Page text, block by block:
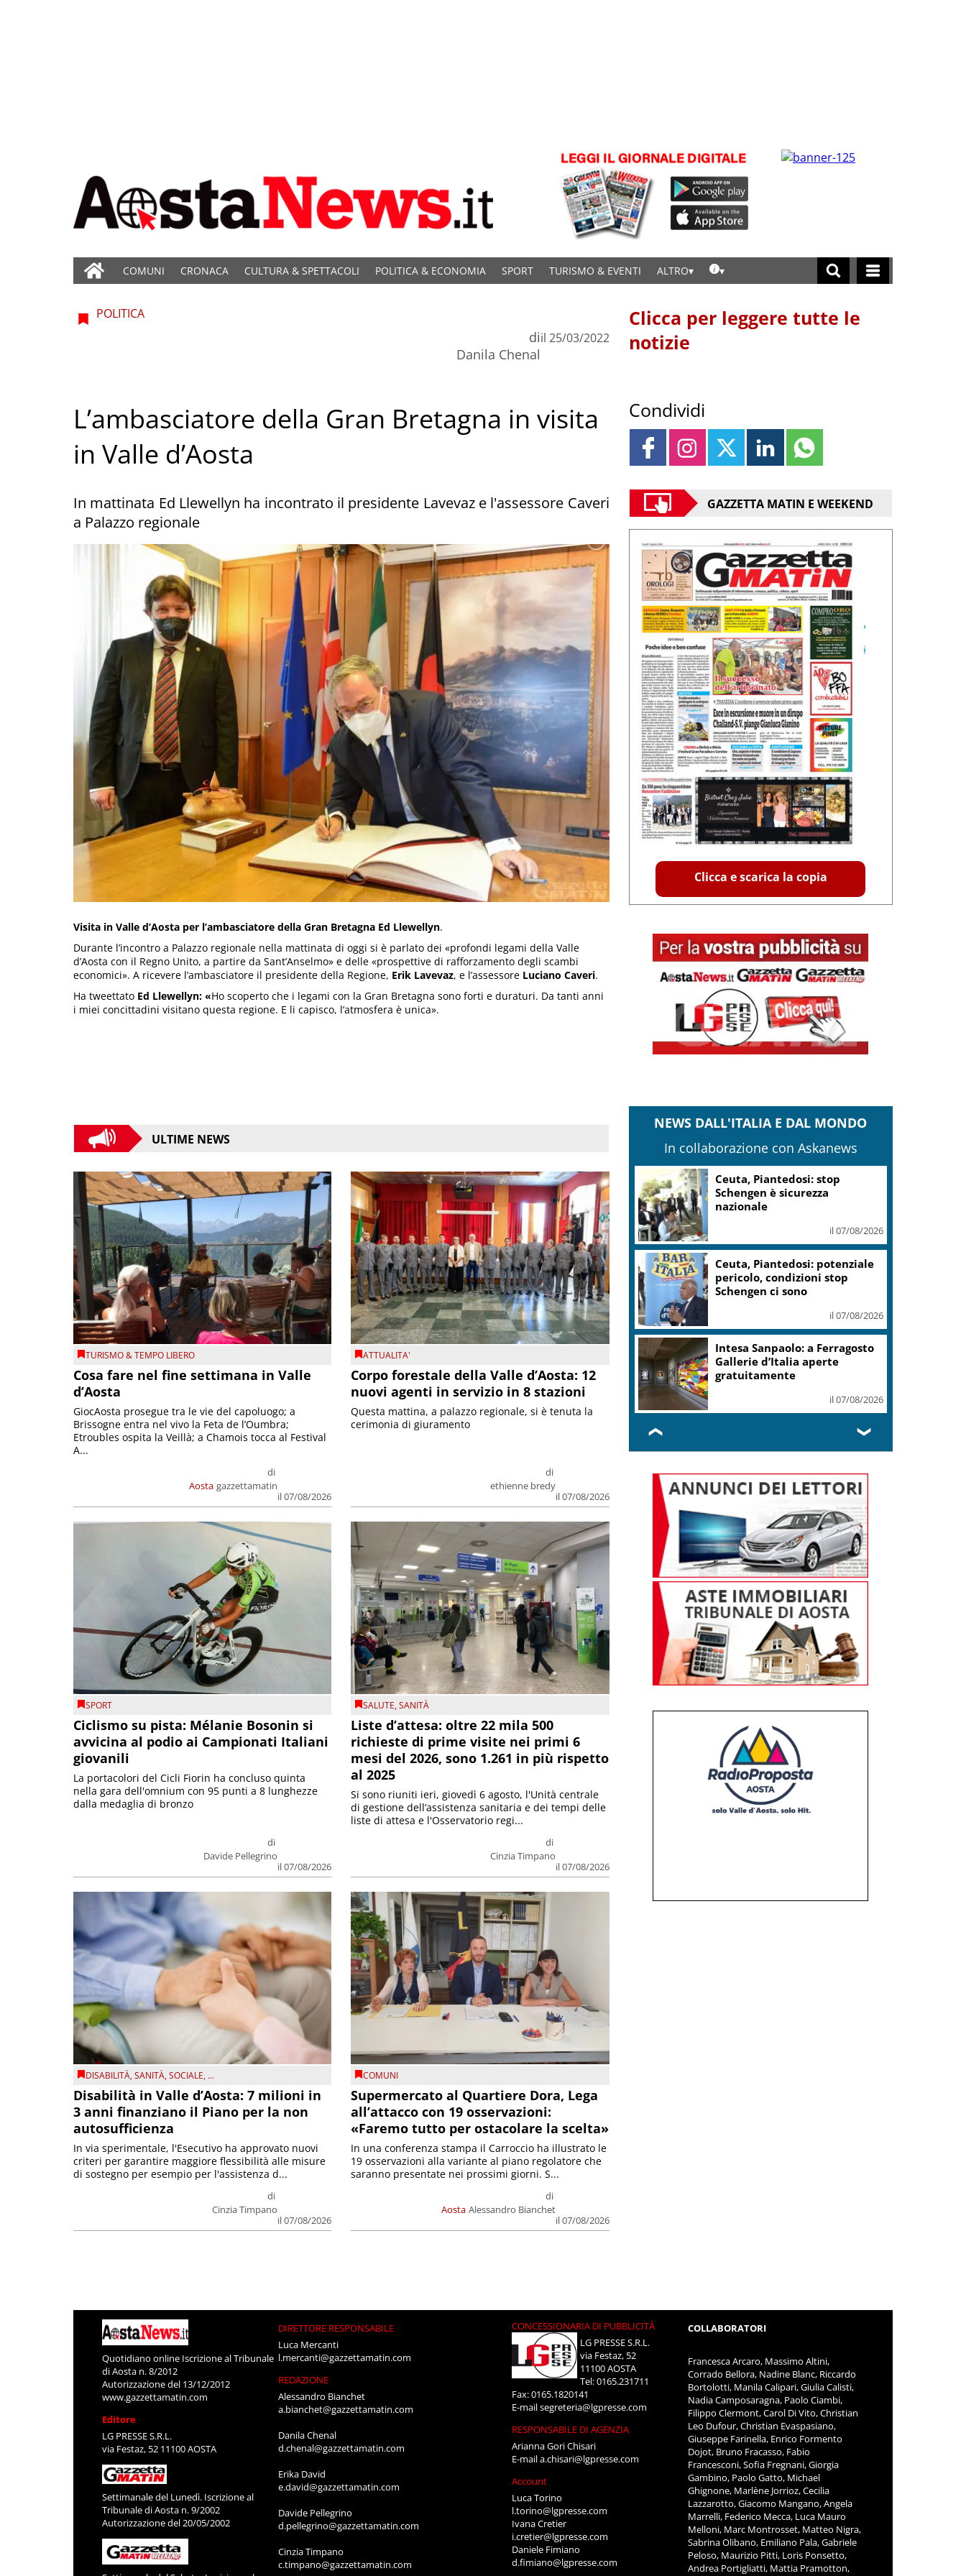
COMUNI CRONACA CULTURA & SPETTACOLI POLITICA & ECONOMIA SPORT TURISMO & EVENTI ALTRO
POLITICA
di
Danila Chenal
il 25/03/2022
L’ambasciatore della Gran Bretagna in visita
in Valle d’Aosta
In mattinata Ed Llewellyn ha incontrato il presidente Lavevaz e l'assessore Caveri
a Palazzo regionale
Visita in Valle d’Aosta per l’ambasciatore della Gran Bretagna Ed Llewellyn.
Durante l’incontro a Palazzo regionale nella mattinata di oggi si è parlato dei «profondi legami della Valle
d’Aosta con il Regno Unito, a partire da Sant’Anselmo» e delle «prospettive di rafforzamento degli scambi
economici». A ricevere l’ambasciatore il presidente della Regione, Erik Lavevaz, e l’assessore Luciano Caveri.
Ha tweettato Ed Llewellyn: «Ho scoperto che i legami con la Gran Bretagna sono forti e duraturi. Da tanti anni
i miei concittadini visitano questa regione. E li capisco, l’atmosfera è unica».
ULTIME NEWS
TURISMO & TEMPO LIBERO
Cosa fare nel fine settimana in Valle
d’Aosta
Aosta
di
gazzettamatin
il 07/08/2026
GiocAosta prosegue tra le vie del capoluogo; a
Brissogne entra nel vivo la Feta de l’Oumbra;
Etroubles ospita la Veillà; a Chamois tocca al Festival
A...
ATTUALITA'
Corpo forestale della Valle d’Aosta: 12
nuovi agenti in servizio in 8 stazioni
di
ethienne bredy
il 07/08/2026
Questa mattina, a palazzo regionale, si è tenuta la
cerimonia di giuramento
SPORT
Ciclismo su pista: Mélanie Bosonin si
avvicina al podio ai Campionati Italiani
giovanili
di
Davide Pellegrino
il 07/08/2026
La portacolori del Cicli Fiorin ha concluso quinta
nella gara dell'omnium con 95 punti a 8 lunghezze
dalla medaglia di bronzo
SALUTE,SANITÀ
Liste d’attesa: oltre 22 mila 500
richieste di prime visite nei primi 6
mesi del 2026, sono 1.261 in più rispetto
al 2025
di
Cinzia Timpano
il 07/08/2026
Si sono riuniti ieri, giovedì 6 agosto, l'Unità centrale
di gestione dell’assistenza sanitaria e dei tempi delle
liste di attesa e l'Osservatorio regi...
DISABILITÀ,SANITÀ,SOCIALE, ...
Disabilità in Valle d’Aosta: 7 milioni in
3 anni finanziano il Piano per la non
autosufficienza
di
Cinzia Timpano
il 07/08/2026
In via sperimentale, l'Esecutivo ha approvato nuovi
criteri per garantire maggiore flessibilità alle misure
di sostegno per esempio per l'assistenza d...
COMUNI
Supermercato al Quartiere Dora, Lega
all’attacco con 19 osservazioni:
«Faremo tutto per ostacolare la scelta»
Aosta
di
Alessandro Bianchet
il 07/08/2026
In una conferenza stampa il Carroccio ha illustrato le
19 osservazioni alla variante al piano regolatore che
saranno presentate nei prossimi giorni. S...
Clicca per leggere tutte le
notizie
Condividi
GAZZETTA MATIN E WEEKEND
Clicca e scarica la copia
NEWS DALL'ITALIA E DAL MONDO
In collaborazione con Askanews
Ceuta, Piantedosi: stop
Schengen è sicurezza
nazionale
il 07/08/2026
Ceuta, Piantedosi: potenziale
pericolo, condizioni stop
Schengen ci sono
il 07/08/2026
Intesa Sanpaolo: a Ferragosto
Gallerie d’Italia aperte
gratuitamente
il 07/08/2026
❮ ❯
Quotidiano online Iscrizione al Tribunale
di Aosta n. 8/2012
Autorizzazione del 13/12/2012
www.gazzettamatin.com
Editore
LG PRESSE S.R.L.
via Festaz, 52 11100 AOSTA
Settimanale del Lunedì. Iscrizione al
Tribunale di Aosta n. 9/2002
Autorizzazione del 20/05/2002
DIRETTORE RESPONSABILE
Luca Mercanti
l.mercanti@gazzettamatin.com
REDAZIONE
Alessandro Bianchet
a.bianchet@gazzettamatin.com
Danila Chenal
d.chenal@gazzettamatin.com
Erika David
e.david@gazzettamatin.com
Davide Pellegrino
d.pellegrino@gazzettamatin.com
Cinzia Timpano
c.timpano@gazzettamatin.com
CONCESSIONARIA DI PUBBLICITÀ
LG PRESSE S.R.L.
via Festaz, 52
11100 AOSTA
Tel: 0165.231711
Fax: 0165.1820141
E-mailsegreteria@lgpresse.com
RESPONSABILE DI AGENZIA
Arianna Gori Chisari
E-maila.chisari@lgpresse.com
Account
Luca Torino
l.torino@lgpresse.com
Ivana Cretier
i.cretier@lgpresse.com
Daniele Fimiano
d.fimiano@lgpresse.com
COLLABORATORI
Francesca Arcaro, Massimo Altini,
Corrado Bellora, Nadine Blanc, Riccardo
Bortolotti, Manila Calipari, Giulia Calisti,
Nadia Camposaragna, Paolo Ciambi,
Filippo Clermont, Carol Di Vito, Christian
Leo Dufour, Christian Evaspasiano,
Giuseppe Farinella, Enrico Formento
Dojot, Bruno Fracasso, Fabio
Francesconi, Sofia Fregnani, Giorgia
Gambino, Paolo Gatto, Michael
Ghignone, Marlène Jorrioz, Cecilia
Lazzarotto, Giacomo Mangano, Angela
Marrelli, Federico Mecca, Luca Mauro
Melloni, Marc Montrosset, Matteo Nigra,
Sabrina Olibano, Emiliano Pala, Gabriele
Peloso, Maurizio Pitti, Loris Ponsetto,
Andrea Portigliatti, Mattia Pramotton,